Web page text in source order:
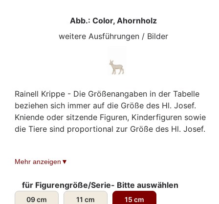
Abb.: Color, Ahornholz
weitere Ausführungen / Bilder
Rainell Krippe - Die Größenangaben in der Tabelle
beziehen sich immer auf die Größe des Hl. Josef.
Kniende oder sitzende Figuren, Kinderfiguren sowie
die Tiere sind proportional zur Größe des Hl. Josef.
Mehr anzeigen
für Figurengröße/Serie- Bitte auswählen
09 cm
11 cm
15 cm